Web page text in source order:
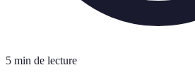
5 min de lecture